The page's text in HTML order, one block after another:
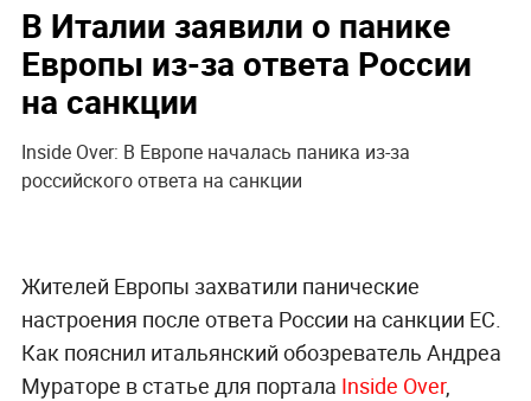
В Италии заявили о панике
Европы из-за ответа России
на санкции
Inside Over: В Европе началась паника из-за
российского ответа на санкции
Жителей Европы захватили панические
настроения после ответа России на санкции ЕС.
Как пояснил итальянский обозреватель Андреа
Мураторе в статье для портала Inside Over,